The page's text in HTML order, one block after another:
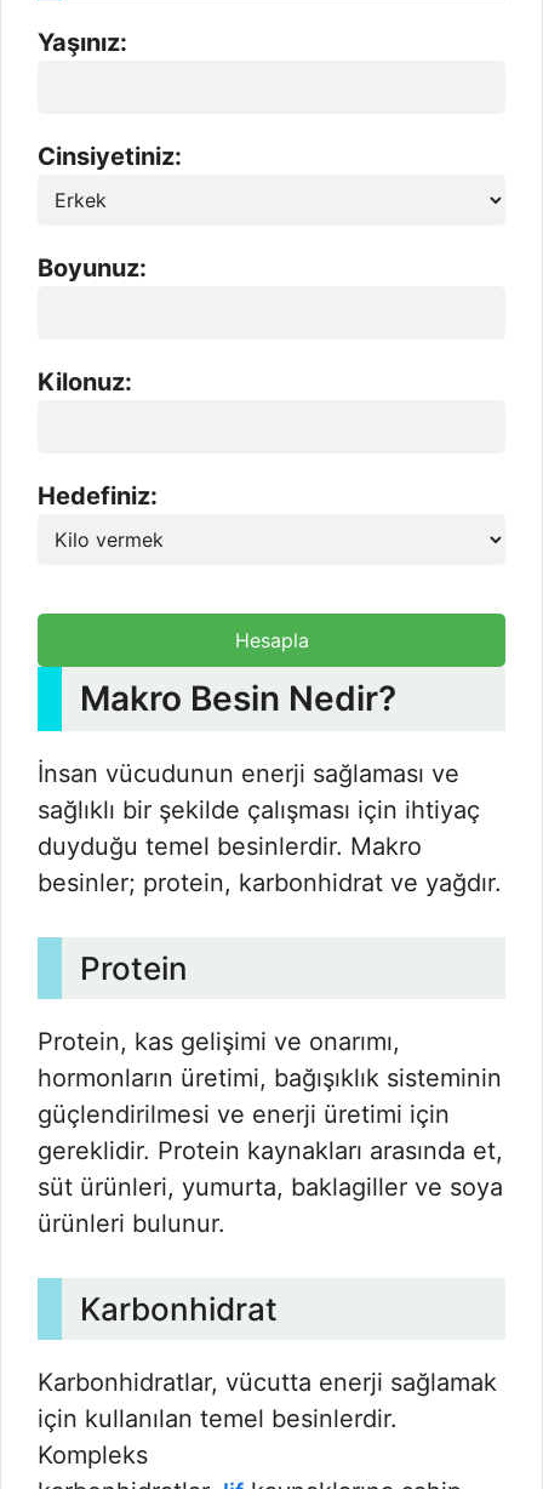
Yaşınız:
Cinsiyetiniz:
Boyunuz:
Kilonuz:
Hedefiniz:
Hesapla
Makro Besin Nedir?
İnsan vücudunun enerji sağlaması ve
sağlıklı bir şekilde çalışması için ihtiyaç
duyduğu temel besinlerdir. Makro
besinler; protein, karbonhidrat ve yağdır.
Protein
Protein, kas gelişimi ve onarımı,
hormonların üretimi, bağışıklık sisteminin
güçlendirilmesi ve enerji üretimi için
gereklidir. Protein kaynakları arasında et,
süt ürünleri, yumurta, baklagiller ve soya
ürünleri bulunur.
Karbonhidrat
Karbonhidratlar, vücutta enerji sağlamak
için kullanılan temel besinlerdir.
Kompleks